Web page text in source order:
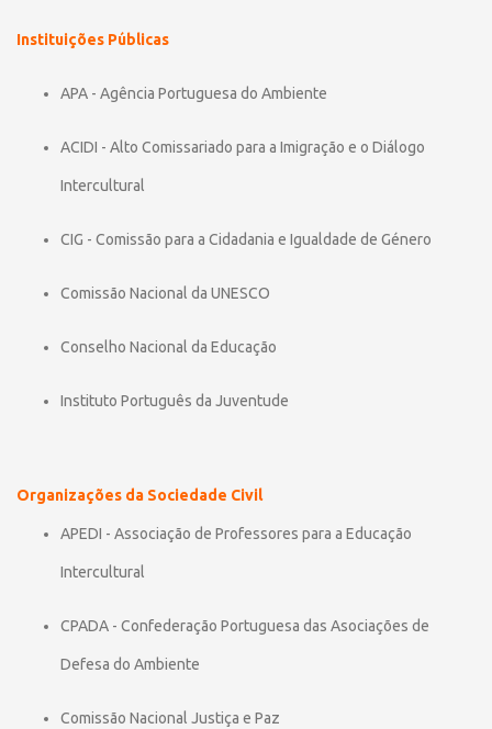
Instituições Públicas
APA - Agência Portuguesa do Ambiente
ACIDI - Alto Comissariado para a Imigração e o Diálogo
Intercultural
CIG - Comissão para a Cidadania e Igualdade de Género
Comissão Nacional da UNESCO
Conselho Nacional da Educação
Instituto Português da Juventude
Organizações da Sociedade Civil
APEDI - Associação de Professores para a Educação
Intercultural
CPADA - Confederação Portuguesa das Asociações de
Defesa do Ambiente
Comissão Nacional Justiça e Paz